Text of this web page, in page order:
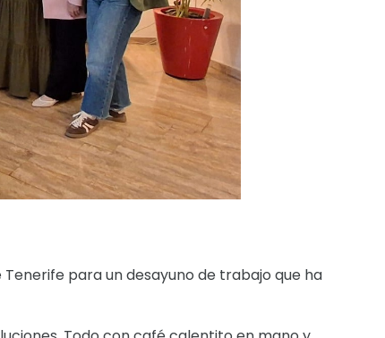
Tenerife para un desayuno de trabajo que ha